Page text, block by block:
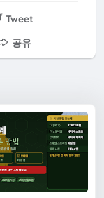
Tweet
공유